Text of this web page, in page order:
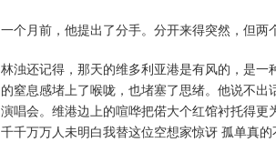
一个月前，他提出了分手。分开来得突然，但两
林浊还记得，那天的维多利亚港是有风的，是
的窒息感堵上了喉咙，也堵塞了思绪。他说不
演唱会。维港边上的喧哗把偌大个红馆衬托得
千千万万人未明白我替这位空想家惊讶 孤单真的